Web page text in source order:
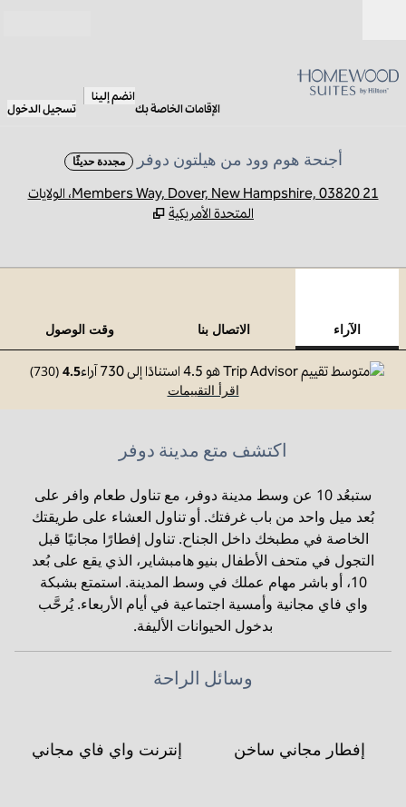
الإقامات الخاصة بك
انضم إلينا
تسجيل الدخول
أجنحة هوم وود من هيلتون دوفر مجددة حديثًا
21 Members Way, Dover, New Hampshire, 03820، الولايات
المتحدة الأمريكية
الآراء الاتصال بنا وقت الوصول
4.5
(
730
)
اقرأ التقييمات
اكتشف متع مدينة دوفر
ستبعُد 10 عن وسط مدينة دوفر، مع تناول طعام وافر على
بُعد ميل واحد من باب غرفتك. أو تناول العشاء على طريقتك
الخاصة في مطبخك داخل الجناح. تناول إفطارًا مجانيًا قبل
التجول في متحف الأطفال بنيو هامبشاير، الذي يقع على بُعد
10، أو باشر مهام عملك في وسط المدينة. استمتع بشبكة
واي فاي مجانية وأمسية اجتماعية في أيام الأربعاء. يُرحَّب
بدخول الحيوانات الأليفة.
وسائل الراحة
إفطار مجاني ساخن إنترنت واي فاي مجاني